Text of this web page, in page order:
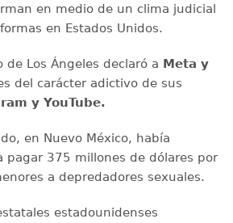
en medio de un clima judicial
en Estados Unidos.
de Los Ángeles declaró a Meta y
del carácter adictivo de sus
y YouTube.
en Nuevo México, había
pagar 375 millones de dólares por
a depredadores sexuales.
estadounidenses